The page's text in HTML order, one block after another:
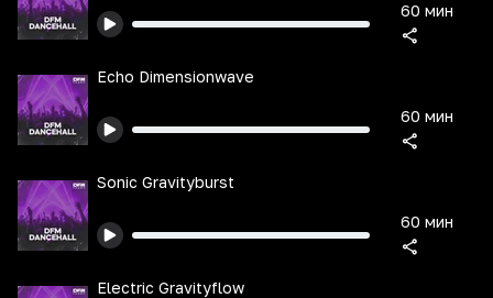
60 мин
Echo Dimensionwave
60 мин
Sonic Gravityburst
60 мин
Electric Gravityflow